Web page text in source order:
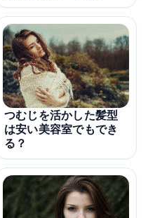
つむじを活かした髪型
は安い美容室でもでき
る？